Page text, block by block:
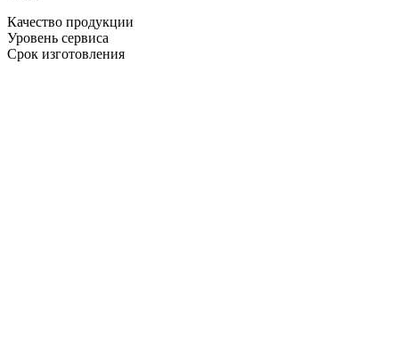
Качество продукции
Уровень сервиса
Срок изготовления